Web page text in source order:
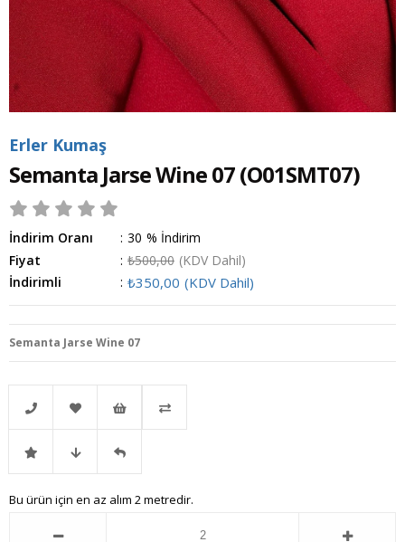
Erler Kumaş
Semanta Jarse Wine 07(O01SMT07)
İndirim Oranı : %
30
İndirim
Fiyat
: ₺500,00 (KDV Dahil)
İndirimli
: ₺350,00 (KDV Dahil)
Semanta Jarse Wine 07
Telefonla
Sipariş
Favorilere
Ekle
İstek
Listeme
İndirimli Fiyat Gelince
Bu ürün için en az alım 2 metredir.